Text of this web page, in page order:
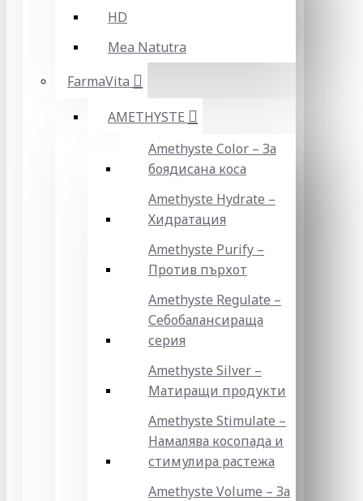
HD
Mea Natutra
FarmaVita
AMETHYSTE
Amethyste Color – За
боядисана коса
Amethyste Hydrate –
Хидратация
Amethyste Purify –
Против пърхот
Amethyste Regulate –
Себобалансираща
серия
Amethyste Silver –
Матиращи продукти
Amethyste Stimulate –
Намалява косопада и
стимулира растежа
Amethyste Volume – За